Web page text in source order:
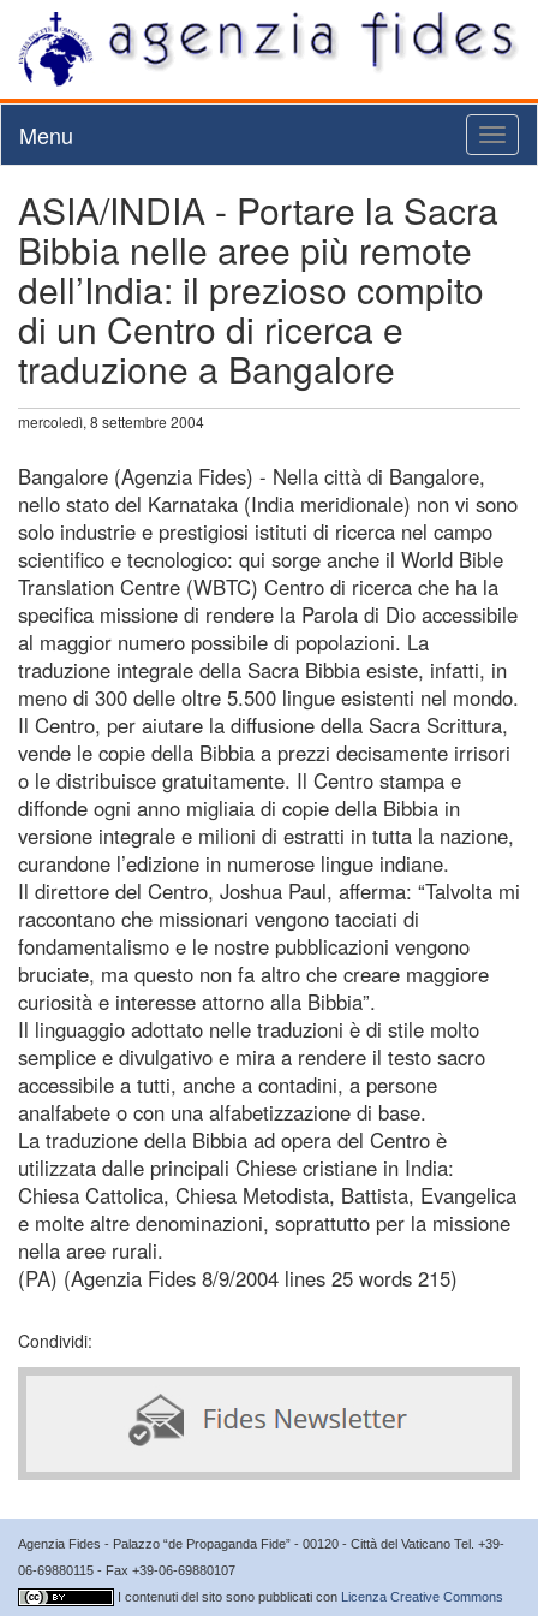
Menu
ASIA/INDIA - Portare la Sacra
Bibbia nelle aree più remote
dell’India: il prezioso compito
di un Centro di ricerca e
traduzione a Bangalore
mercoledì, 8 settembre 2004
Bangalore (Agenzia Fides) - Nella città di Bangalore,
nello stato del Karnataka (India meridionale) non vi sono
solo industrie e prestigiosi istituti di ricerca nel campo
scientifico e tecnologico: qui sorge anche il World Bible
Translation Centre (WBTC) Centro di ricerca che ha la
specifica missione di rendere la Parola di Dio accessibile
al maggior numero possibile di popolazioni. La
traduzione integrale della Sacra Bibbia esiste, infatti, in
meno di 300 delle oltre 5.500 lingue esistenti nel mondo.
Il Centro, per aiutare la diffusione della Sacra Scrittura,
vende le copie della Bibbia a prezzi decisamente irrisori
o le distribuisce gratuitamente. Il Centro stampa e
diffonde ogni anno migliaia di copie della Bibbia in
versione integrale e milioni di estratti in tutta la nazione,
curandone l’edizione in numerose lingue indiane.
Il direttore del Centro, Joshua Paul, afferma: “Talvolta mi
raccontano che missionari vengono tacciati di
fondamentalismo e le nostre pubblicazioni vengono
bruciate, ma questo non fa altro che creare maggiore
curiosità e interesse attorno alla Bibbia”.
Il linguaggio adottato nelle traduzioni è di stile molto
semplice e divulgativo e mira a rendere il testo sacro
accessibile a tutti, anche a contadini, a persone
analfabete o con una alfabetizzazione di base.
La traduzione della Bibbia ad opera del Centro è
utilizzata dalle principali Chiese cristiane in India:
Chiesa Cattolica, Chiesa Metodista, Battista, Evangelica
e molte altre denominazioni, soprattutto per la missione
nella aree rurali.
(PA) (Agenzia Fides 8/9/2004 lines 25 words 215)
Condividi:
Agenzia Fides - Palazzo “de Propaganda Fide” - 00120 - Città del Vaticano Tel. +39-
06-69880115 - Fax +39-06-69880107
I contenuti del sito sono pubblicati con Licenza Creative Commons